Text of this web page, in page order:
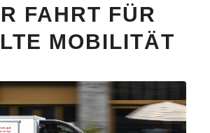
FAHRT FÜR
MOBILITÄT